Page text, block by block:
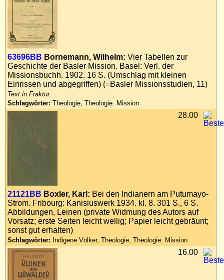
63696BB Bornemann, Wilhelm: Vier Tabellen zur
Geschichte der Basler Mission. Basel: Verl. der
Missionsbuchh. 1902. 16 S. (Umschlag mit kleinen
Einrissen und abgegriffen) (=Basler Missionsstudien, 11)
Text in Fraktur.
Schlagwörter: Theologie, Theologie: Mission
21121BB Boxler, Karl: Bei den Indianern am Putumayo-
Strom. Fribourg: Kanisiuswerk 1934. kl. 8. 301 S., 6 S.
Abbildungen, Leinen (private Widmung des Autors auf
Vorsatz; erste Seiten leicht wellig; Papier leicht gebräunt;
sonst gut erhalten)
Schlagwörter: Indigene Völker, Theologie, Theologie: Mission
28.00
16.00